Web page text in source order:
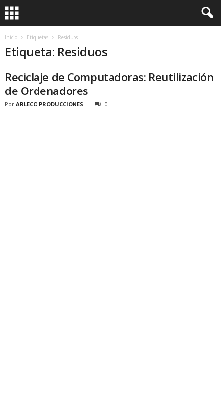
Inicio Etiquetas Residuos
Etiqueta: Residuos
Reciclaje de Computadoras: Reutilización
de Ordenadores
Por ARLECO PRODUCCIONES 0